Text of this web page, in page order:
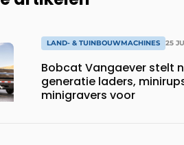
LAND- & TUINBOUWMACHINES 25
Bobcat Vangaever stelt
generatie laders,
minigravers voor